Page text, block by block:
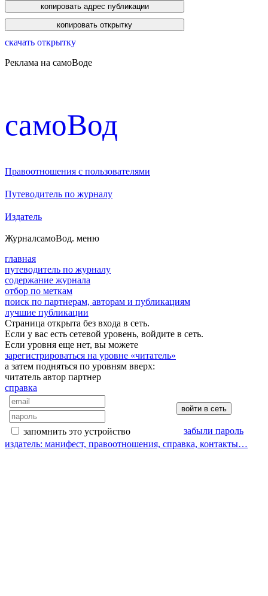
скачать открытку
Реклама на самоВоде
cамоВод
Правоотношения с пользователями
Путеводитель по журналу
Издатель
ЖурналсамоВод. меню
главная
путеводитель по журналу
содержание журнала
отбор по меткам
поиск по партнерам, авторам и публикациям
лучшие публикации
Страница открыта без входа в сеть.
Если у вас есть сетевой уровень, войдите в сеть.
Если уровня еще нет, вы можете
зарегистрироваться на уровне «читатель»
а затем подняться по уровням вверх:
читатель автор партнер
справка
запомнить это устройство
забыли пароль
издатель: манифест, правоотношения, справка, контакты…